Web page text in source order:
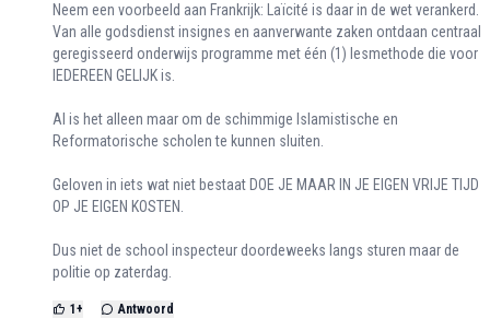
Neem een voorbeeld aan Frankrijk: Laïcité is daar in de wet verankerd.
Van alle godsdienst insignes en aanverwante zaken ontdaan centraal
geregisseerd onderwijs programme met één (1) lesmethode die voor
IEDEREEN GELIJK is.
Al is het alleen maar om de schimmige Islamistische en
Reformatorische scholen te kunnen sluiten.
Geloven in iets wat niet bestaat DOE JE MAAR IN JE EIGEN VRIJE TIJD
OP JE EIGEN KOSTEN.
Dus niet de school inspecteur doordeweeks langs sturen maar de
politie op zaterdag.
1 + Antwoord